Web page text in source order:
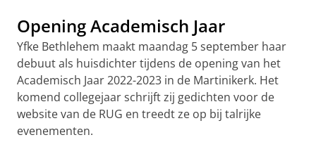
Opening Academisch Jaar
Yfke Bethlehem maakt maandag 5 september haar
debuut als huisdichter tijdens de opening van het
Academisch Jaar 2022-2023 in de Martinikerk. Het
komend collegejaar schrijft zij gedichten voor de
website van de RUG en treedt ze op bij talrijke
evenementen.